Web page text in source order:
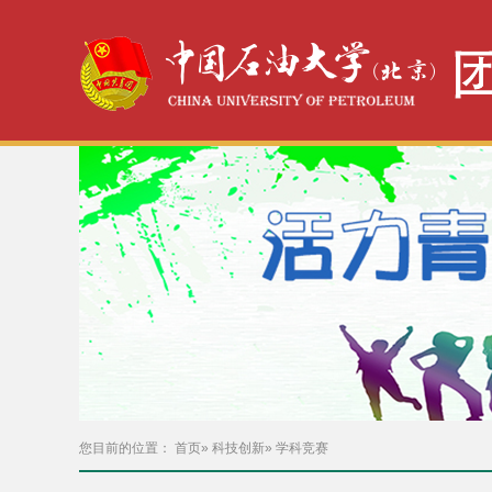
您目前的位置： 首页» 科技创新» 学科竞赛